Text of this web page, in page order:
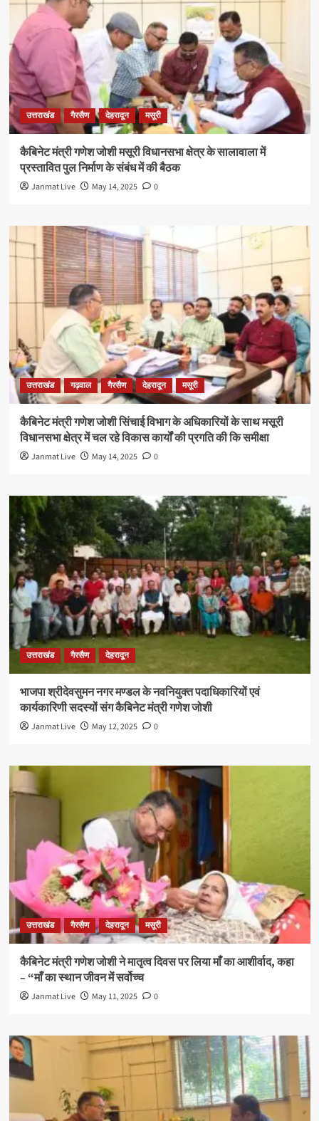
उत्तराखंड गैरसैण देहरादून मसूरी
कैबिनेट मंत्री गणेश जोशी मसूरी विधानसभा क्षेत्र के सालावाला में
प्रस्तावित पुल निर्माण के संबंध में की बैठक
Janmat Live May 14, 2025 0
उत्तराखंड गढ़वाल गैरसैण देहरादून मसूरी
कैबिनेट मंत्री गणेश जोशी सिंचाई विभाग के अधिकारियों के साथ मसूरी
विधानसभा क्षेत्र में चल रहे विकास कार्यों की प्रगति की कि समीक्षा
Janmat Live May 14, 2025 0
उत्तराखंड गैरसैण देहरादून
भाजपा श्रीदेवसुमन नगर मण्डल के नवनियुक्त पदाधिकारियों एवं
कार्यकारिणी सदस्यों संग कैबिनेट मंत्री गणेश जोशी
Janmat Live May 12, 2025 0
उत्तराखंड गैरसैण देहरादून मसूरी
कैबिनेट मंत्री गणेश जोशी ने मातृत्व दिवस पर लिया माँ का आशीर्वाद, कहा
– “माँ का स्थान जीवन में सर्वोच्च
Janmat Live May 11, 2025 0